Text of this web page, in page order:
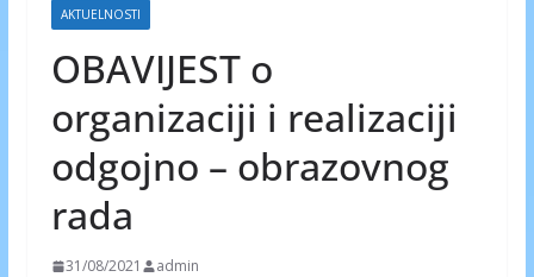
AKTUELNOSTI
OBAVIJEST o
organizaciji i realizaciji
odgojno – obrazovnog
rada
31/08/2021 admin